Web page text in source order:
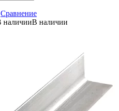
Сравнение
В наличии